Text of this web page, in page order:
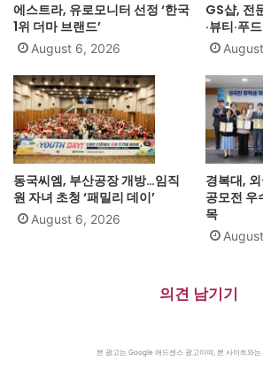
에스트라, 유로모니터 선정 ‘한국
1위 더마 브랜드’
August 6, 2026
GS샵, 전
·뷰티·푸
동국씨엠, 부산공장 개방…임직
원 자녀 초청 ‘패밀리 데이’
August 6, 2026
경복대,
공모전
목
의견 남기기
본 광고는 Google 애드센스 광고이며, 본 사이트와는